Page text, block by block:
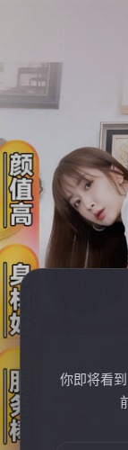
你即将看